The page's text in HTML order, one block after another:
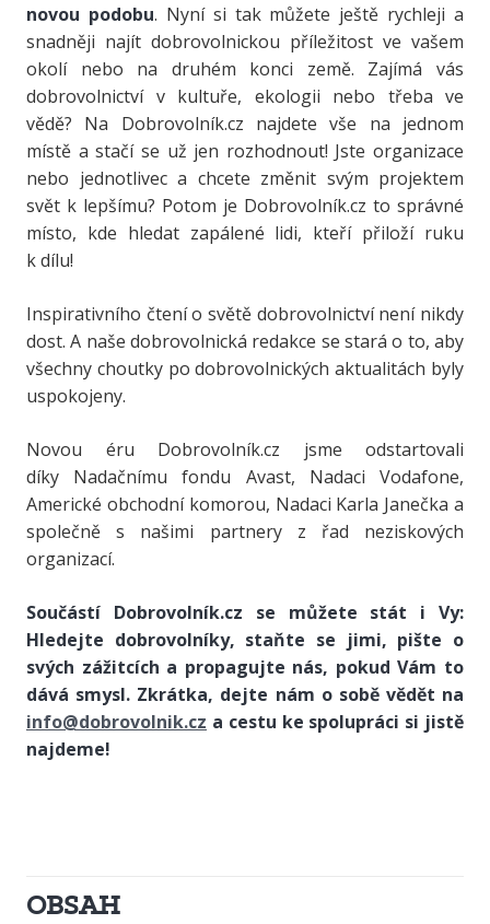
novou podobu. Nyní si tak můžete ještě rychleji a
snadněji najít dobrovolnickou příležitost ve vašem
okolí nebo na druhém konci země. Zajímá vás
dobrovolnictví v kultuře, ekologii nebo třeba ve
vědě? Na Dobrovolník.cz najdete vše na jednom
místě a stačí se už jen rozhodnout! Jste organizace
nebo jednotlivec a chcete změnit svým projektem
svět k lepšímu? Potom je Dobrovolník.cz to správné
místo, kde hledat zapálené lidi, kteří přiloží ruku
k dílu!
Inspirativního čtení o světě dobrovolnictví není nikdy
dost. A naše dobrovolnická redakce se stará o to, aby
všechny choutky po dobrovolnických aktualitách byly
uspokojeny.
Novou éru Dobrovolník.cz jsme odstartovali
díky Nadačnímu fondu Avast, Nadaci Vodafone,
Americké obchodní komorou, Nadaci Karla Janečka a
společně s našimi partnery z řad neziskových
organizací.
Součástí Dobrovolník.cz se můžete stát i Vy:
Hledejte dobrovolníky, staňte se jimi, pište o
svých zážitcích a propagujte nás, pokud Vám to
dává smysl. Zkrátka, dejte nám o sobě vědět na
info@dobrovolnik.cz a cestu ke spolupráci si jistě
najdeme!
OBSAH